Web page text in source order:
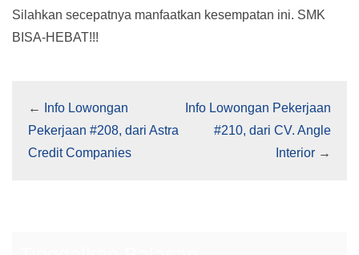
Silahkan secepatnya manfaatkan kesempatan ini. SMK
BISA-HEBAT!!!
←
Info Lowongan
Pekerjaan #208, dari Astra
Credit Companies
Info Lowongan Pekerjaan
#210, dari CV. Angle
Interior →